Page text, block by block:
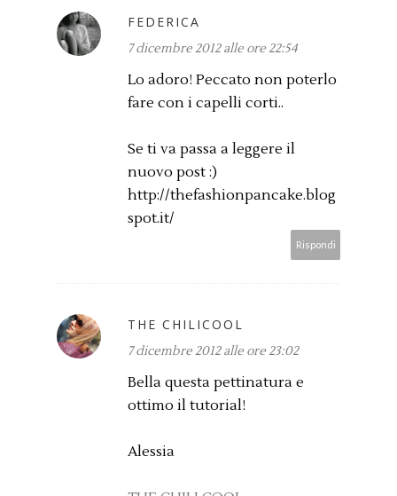
FEDERICA
7 dicembre 2012 alle ore 22:54
Lo adoro! Peccato non poterlo
fare con i capelli corti..
Se ti va passa a leggere il
nuovo post :)
http://thefashionpancake.blog
spot.it/
Rispondi
THE CHILICOOL
7 dicembre 2012 alle ore 23:02
Bella questa pettinatura e
ottimo il tutorial!
Alessia